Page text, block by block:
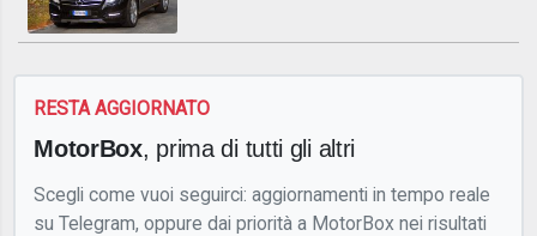
RESTA AGGIORNATO
MotorBox, prima di tutti gli altri
Scegli come vuoi seguirci: aggiornamenti in tempo reale
su Telegram, oppure dai priorità a MotorBox nei risultati